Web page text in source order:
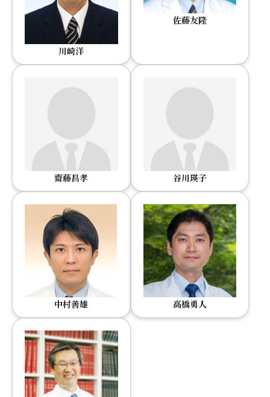
川崎洋
佐藤友隆
齋藤昌孝 谷川瑛子
中村善雄 高橋勇人